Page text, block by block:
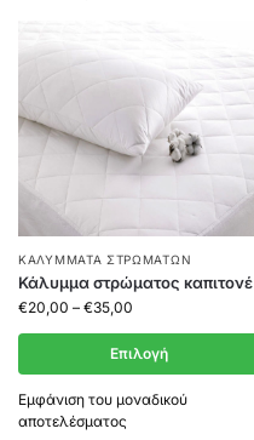
ΚΑΛΎΜΜΑΤΑ ΣΤΡΩΜΆΤΩΝ
Κάλυμμα στρώματος καπιτονέ
€20,00 – €35,00
Επιλογή
Εμφάνιση του μοναδικού
αποτελέσματος